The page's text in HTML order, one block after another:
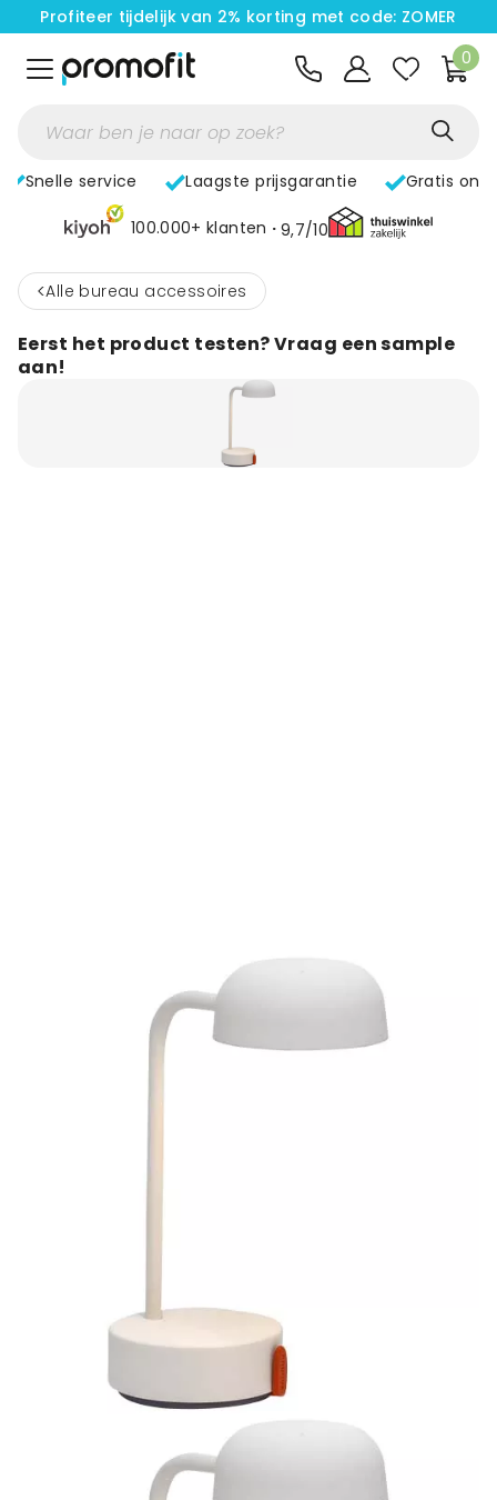
Profiteer tijdelijk van 2% korting met code: ZOMER
0
Snelle service Laagste prijsgarantie Gratis
100.000+ klanten 9,7/10
< Alle bureau accessoires
Eerst het product testen? Vraag een sample
aan!